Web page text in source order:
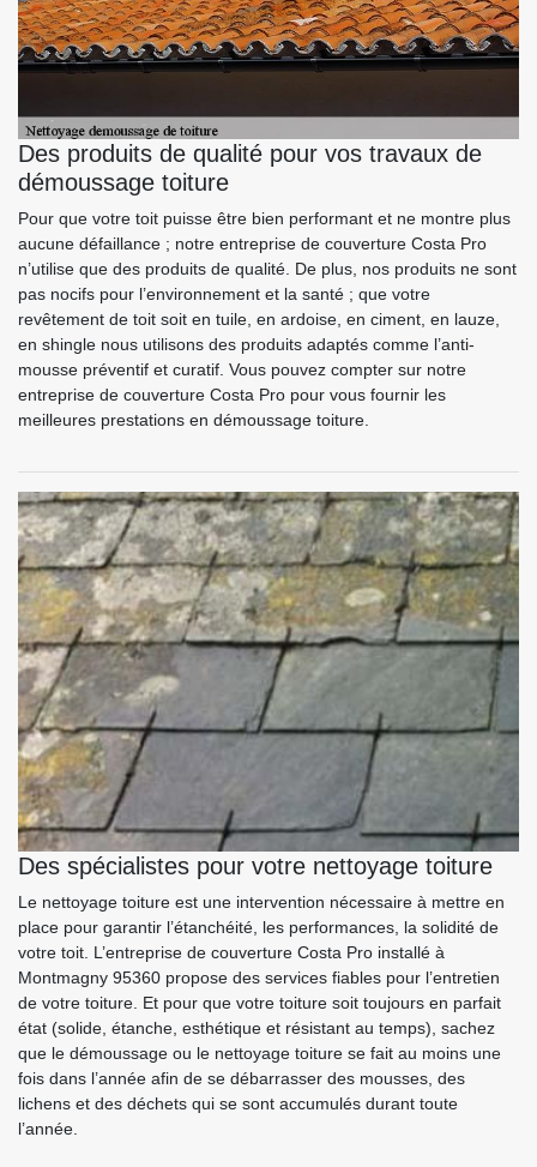
Des produits de qualité pour vos travaux de
démoussage toiture
Pour que votre toit puisse être bien performant et ne montre plus
aucune défaillance ; notre entreprise de couverture Costa Pro
n’utilise que des produits de qualité. De plus, nos produits ne sont
pas nocifs pour l’environnement et la santé ; que votre
revêtement de toit soit en tuile, en ardoise, en ciment, en lauze,
en shingle nous utilisons des produits adaptés comme l’anti-
mousse préventif et curatif. Vous pouvez compter sur notre
entreprise de couverture Costa Pro pour vous fournir les
meilleures prestations en démoussage toiture.
Des spécialistes pour votre nettoyage toiture
Le nettoyage toiture est une intervention nécessaire à mettre en
place pour garantir l’étanchéité, les performances, la solidité de
votre toit. L’entreprise de couverture Costa Pro installé à
Montmagny 95360 propose des services fiables pour l’entretien
de votre toiture. Et pour que votre toiture soit toujours en parfait
état (solide, étanche, esthétique et résistant au temps), sachez
que le démoussage ou le nettoyage toiture se fait au moins une
fois dans l’année afin de se débarrasser des mousses, des
lichens et des déchets qui se sont accumulés durant toute
l’année.